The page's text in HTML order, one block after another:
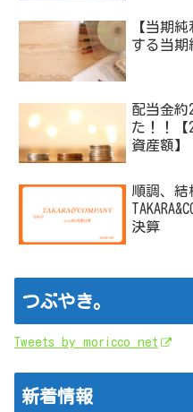
【当期
する当期
配当金約
た！！【
資産額】
順調、結
決算
つぶやき。
Tweets by moricco_net
新着情報